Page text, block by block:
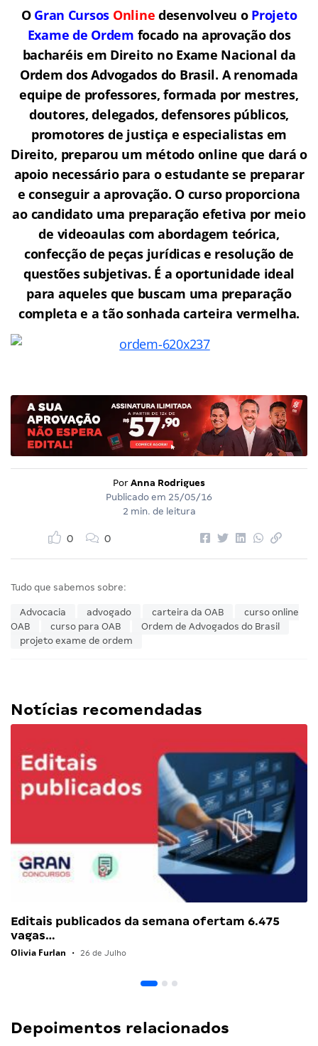
O Gran Cursos Online desenvolveu o Projeto
Exame de Ordem focado na aprovação dos
bacharéis em Direito no Exame Nacional da
Ordem dos Advogados do Brasil. A renomada
equipe de professores, formada por mestres,
doutores, delegados, defensores públicos,
promotores de justiça e especialistas em
Direito, preparou um método online que dará o
apoio necessário para o estudante se preparar
e conseguir a aprovação. O curso proporciona
ao candidato uma preparação efetiva por meio
de videoaulas com abordagem teórica,
confecção de peças jurídicas e resolução de
questões subjetivas. É a oportunidade ideal
para aqueles que buscam uma preparação
completa e a tão sonhada carteira vermelha.
Por Anna Rodrigues
Publicado em 25/05/16
2 min. de leitura
0 0
Tudo que sabemos sobre:
Advocacia advogado carteira da OAB
curso online
OAB
curso para OAB
Ordem de Advogados do Brasil
projeto exame de ordem
Notícias recomendadas
Editais publicados da semana ofertam 6.475
vagas…
Olivia Furlan • 26 de Julho
Depoimentos relacionados